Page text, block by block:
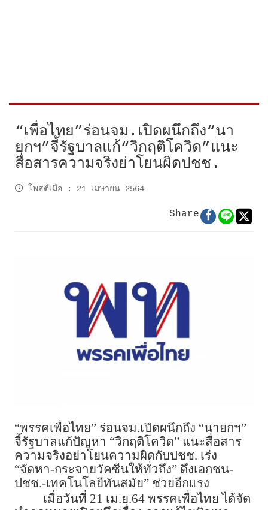
“เพื่อไทย”ร่อนจม.เปิดผนึกถึง“นา
ยกฯ”จี้รัฐบาลแก้“วิกฤติโควิด”แนะ
สื่อสารความจริงย่าโยนผิดปชช.
โพสต์เมื่อ : 21 เมษายน 2564
Share
“พรรคเพื่อไทย” ร่อนจม.เปิดผนึกถึง “นายกฯ”
จี้รัฐบาลแก้ปัญหา “วิกฤติโควิด” แนะสื่อสาร
ความจริงอย่าโยนความผิดกับปชช. เร่ง
“จัดหา-กระจายวัคซีนให้ทั่วถึง” ดึงเอกชน-
ปชช.-เทคโนโลยีทันสมัย” ช่วยอีกแรง
เมื่อวันที่ 21 เม.ย.64 พรรคเพื่อไทย ได้จัด